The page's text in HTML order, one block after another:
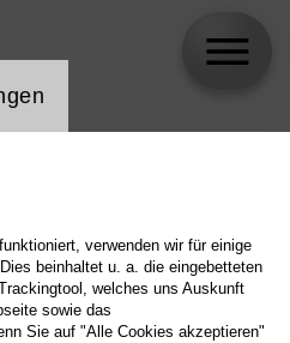
verwenden wir für einige
beinhaltet u. a. die eingebetteten
welches uns Auskunft
sowie das
Sie auf "Alle Cookies akzeptieren"